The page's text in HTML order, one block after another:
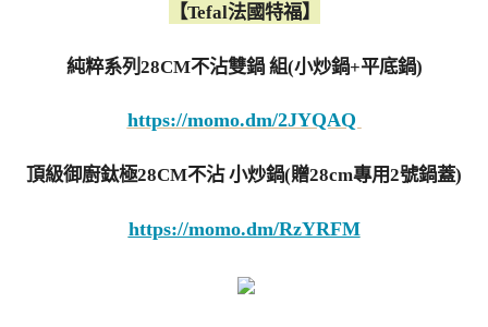
【Tefal法國特福】
純粹系列28CM不沾雙鍋 組(小炒鍋+平底鍋)
https://momo.dm/2JYQAQ
頂級御廚鈦極28CM不沾 小炒鍋(贈28cm專用2號鍋蓋)
https://momo.dm/RzYRFM